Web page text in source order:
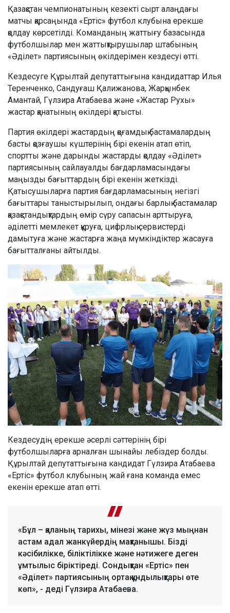
Қазақстан чемпионатының кезекті сырт алаңдағы
матчы қарсаңында «Ертіс» футбол клубына ерекше
қолдау көрсетілді. Команданың жаттығу базасында
футболшылар мен жаттықтырушылар штабының
«Әділет» партиясының өкілдерімен кездесуі өтті.
Кездесуге Құрылтай депутаттығына кандидаттар Илья
Теренченко, Сандуғаш Қалижанова, Жарқынбек
Амантай, Гүлзира Атабаева және «Жастар Рухы»
жастар қанатының өкілдері қатысты.
Партия өкілдері жастардың қоғамдық бастамалардың
басты қозғаушы күштерінің бірі екенін атап өтіп,
спортты және дарынды жастарды қолдау «Әділет»
партиясының сайлауалды бағдарламасындағы
маңызды бағыттардың бірі екенін жеткізді.
Қатысушыларға партия бағдарламасының негізгі
бағыттары таныстырылып, ондағы барлық бастамалар
қазақстандықтардың өмір сүру сапасын арттыруға,
әділетті мемлекет құруға, цифрлық сервистерді
дамытуға және жастарға жаңа мүмкіндіктер жасауға
бағытталғаны айтылды.
Кездесудің ерекше әсерлі сәттерінің бірі
футболшыларға арналған шынайы лебіздер болды.
Құрылтай депутаттығына кандидат Гүлзира Атабаева
«Ертіс» футбол клубының жай ғана команда емес
екенін ерекше атап өтті.
«Бұл – қаланың тарихы, мінезі және жүз мыңнан
астам адал жанкүйердің мақтанышы. Бізді
кәсібилікке, біліктілікке және нәтижеге деген
ұмтылыс біріктіреді. Сондықтан «Ертіс» пен
«Әділет» партиясының ортақ құндылықтары өте
көп», - деді Гүлзира Атабаева.